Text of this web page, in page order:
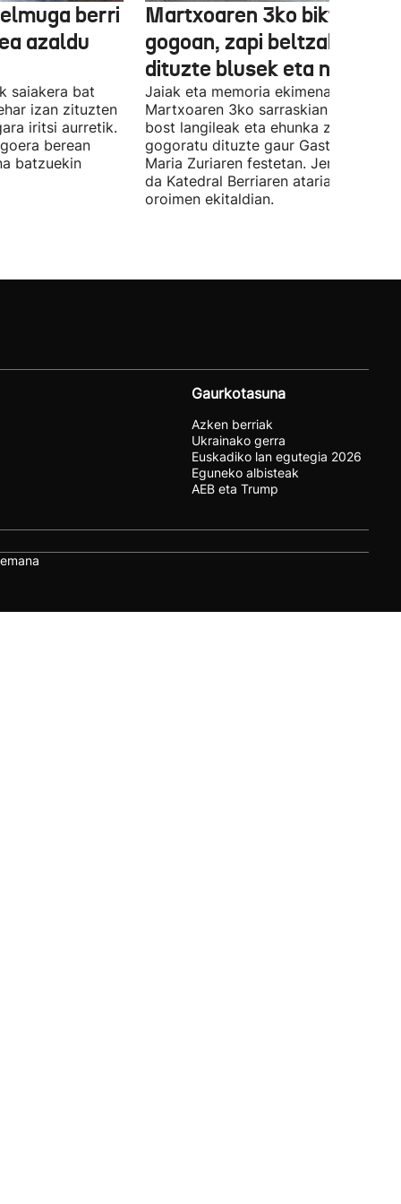
berri
azaldu
saiakera bat
izan zituzten
iritsi aurretik.
berean
batzuekin
Martxoaren 3ko biktimak
gogoan, zapi beltzak jantzi
dituzte blusek eta neskek
Jaiak eta memoria ekimenaren
Martxoaren 3ko sarraskian hildako
bost langileak eta ehunka zaurituak
gogoratu dituzte gaur Gasteizko
Maria Zuriaren festetan. Jendetza
da Katedral Berriaren atarian egin
oroimen ekitaldian.
Gaurkotasuna
Azken berriak
Ukrainako gerra
Euskadiko lan egutegia 2026
Eguneko albisteak
AEB eta Trump